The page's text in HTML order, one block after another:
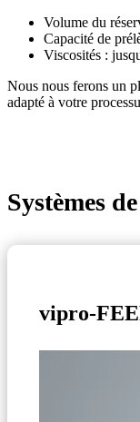
Volume du
Capacité de
Viscosités :
Nous nous ferons un
adapté à votre
Systèmes
vipro-